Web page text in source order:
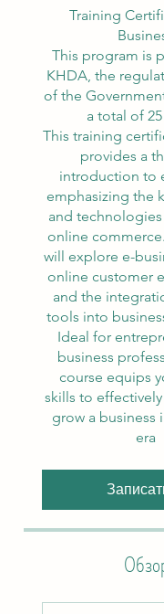
Training
This program is
KHDA, the
of the
a total of
This training
provides a
introduction to
emphasizing the
and
online
will explore e-
online customer
and the
tools into
Ideal for
business
course equips
skills to
grow a business
era